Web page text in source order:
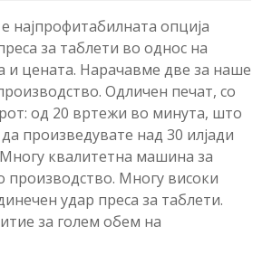
најпрофитабилната опција
за таблети во однос на
и цената. Нарачавме две за наше
Одличен печат, со
од 20 вртежи во минута, што
произведувате над 30 илјади
квалитетна машина за
производство. Многу високи
удар преса за таблети.
за голем обем на